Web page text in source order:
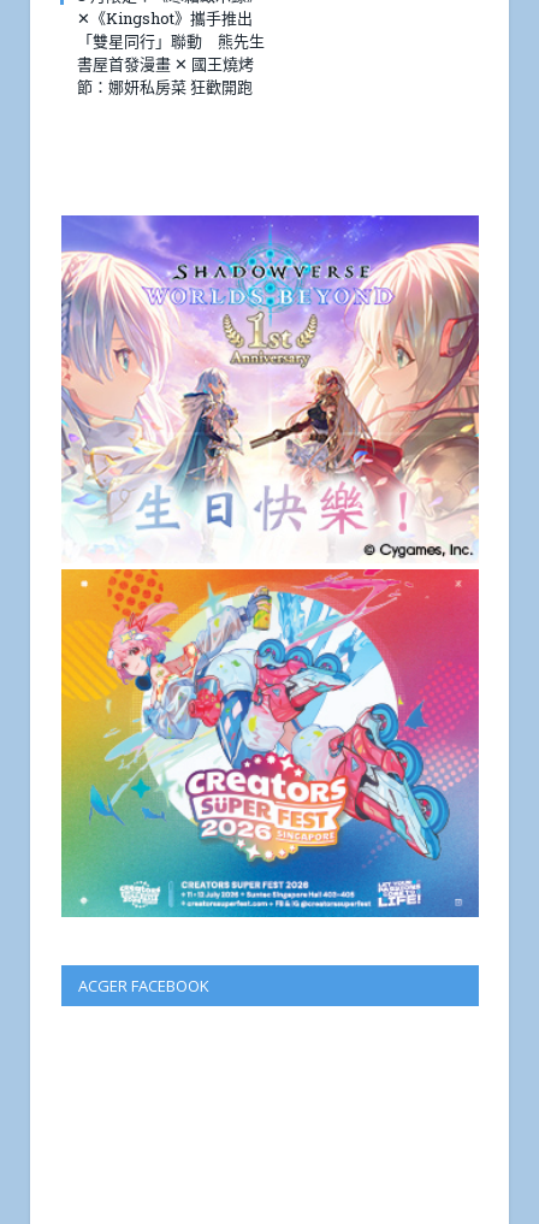
✕《Kingshot》攜手推出
「雙星同行」聯動 熊先生
書屋首發漫畫 ✕ 國王燒烤
節：娜妍私房菜 狂歡開跑
ACGER FACEBOOK